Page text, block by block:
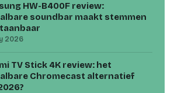
HW-B400F review:
soundbar maakt stemmen
2026
TV Stick 4K review: het
Chromecast alternatief